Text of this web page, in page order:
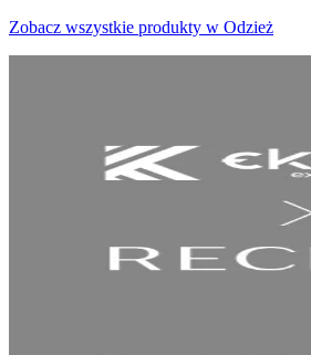
Zobacz wszystkie produkty w Odzież